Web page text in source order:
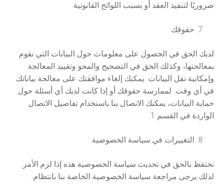
ضروريًا لتنفيذ العقد أو بسبب اللوائح القانونية.
حقوقك
لديك الحق في الحصول على معلومات حول البيانات التي نقوم
بمعالجتها، وكذلك الحق في التصحيح والمحو وتقييد المعالجة
وإمكانية نقل البيانات. يمكنك إلغاء موافقتك على معالجة بياناتك
في أي وقت. لممارسة حقوقك أو إذا كانت لديك أي أسئلة حول
حماية البيانات، يمكنك الاتصال بنا باستخدام تفاصيل الاتصال
الواردة في القسم 1.
التغييرات في سياسة الخصوصية
نحتفظ بالحق في تحديث سياسة الخصوصية هذه إذا لزم الأمر.
لذلك يرجى مراجعة سياسة الخصوصية الخاصة بنا بانتظام.